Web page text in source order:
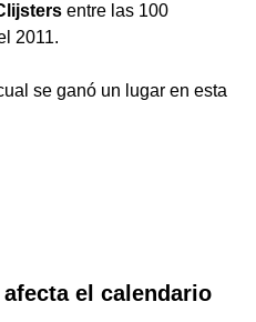
entre las 100
2011.
se ganó un lugar en esta
el calendario